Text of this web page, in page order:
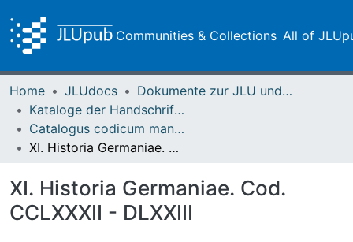
Communities & Collections All of
Home JLUdocs
Dokumente zur JLU und ihren Sammlungen
Kataloge der Handschriften der Universitätsbibliothek
Catalogus codicum manuscriptorum Bibliothecae Academicae Gissensis – Adrian
XI. Historia Germaniae. Cod. CCLXXXII - DLXXIII
XI. Historia Germaniae. Cod.
CCLXXXII - DLXXIII